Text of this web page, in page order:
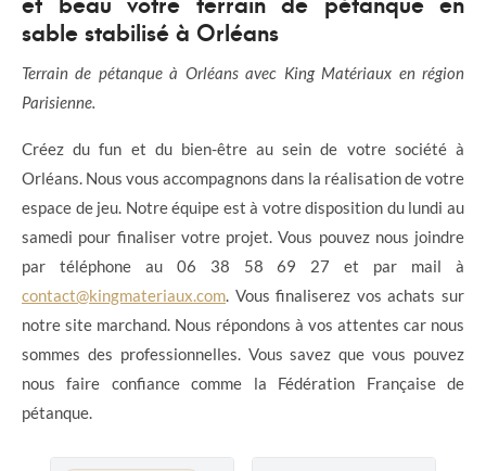
sable stabilisé à Orléans
Terrain de pétanque à Orléans avec King Matériaux en région
Parisienne.
Créez du fun et du bien-être au sein de votre société à
Orléans. Nous vous accompagnons dans la réalisation de votre
espace de jeu. Notre équipe est à votre disposition du lundi au
samedi pour finaliser votre projet. Vous pouvez nous joindre
par téléphone au 06 38 58 69 27 et par mail à
contact@kingmateriaux.com . Vous finaliserez vos achats sur
notre site marchand. Nous répondons à vos attentes car nous
sommes des professionnelles. Vous savez que vous pouvez
nous faire confiance comme la Fédération Française de
pétanque.